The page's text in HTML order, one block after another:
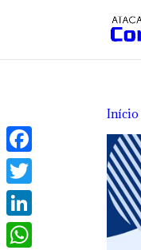
Início
Facebook
Twitter
LinkedIn